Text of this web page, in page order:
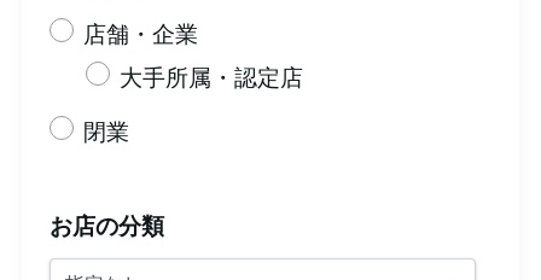
店舗・企業
大手所属・認定店
閉業
お店の分類